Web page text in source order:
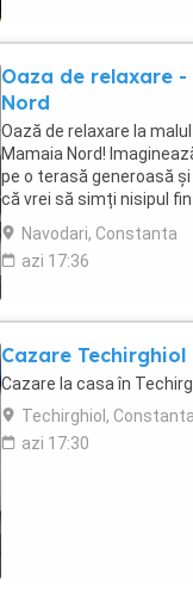
Oaza de relaxare -
Nord
Oază de relaxare la
Mamaia Nord!
pe o terasă generoasă
că vrei să simți nisipul
...
Navodari, Constanta
azi 17:36
Cazare Techirghiol
Cazare la casa în
Techirghiol, Constanta
azi 17:30